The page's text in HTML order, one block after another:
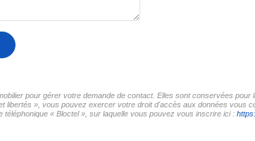
pour gérer votre demande de contact. Elles sont conservées
», vous pouvez exercer votre droit d'accès aux données vous
« Bloctel », sur laquelle vous pouvez vous inscrire ici :